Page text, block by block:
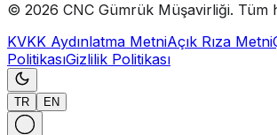
© 2026 CNC Gümrük Müşavirliği. Tüm
KVKK Aydınlatma MetniAçık Rıza Metni
PolitikasıGizlilik Politikası
TR EN